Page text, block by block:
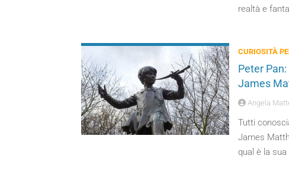
realtà e
CURIOSITÀ
Peter
James
Angela
Tutti
James
qual è la